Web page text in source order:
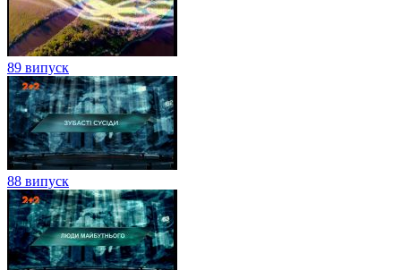
89 випуск
88 випуск